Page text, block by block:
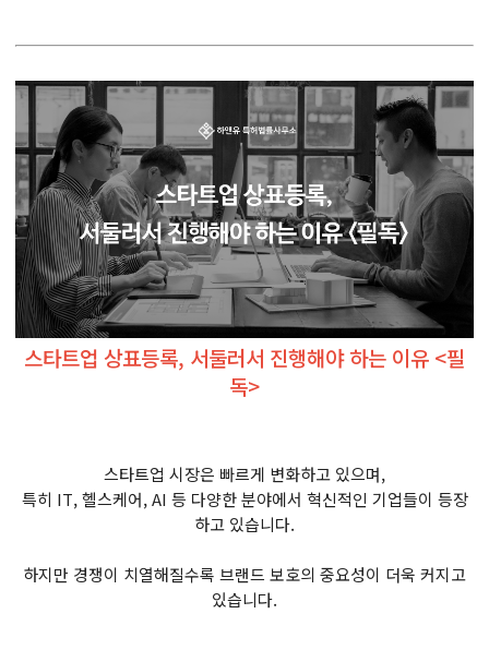
스타트업 상표등록, 서둘러서 진행해야 하는 이유 <필
독>
스타트업 시장은 빠르게 변화하고 있으며,
특히 IT, 헬스케어, AI 등 다양한 분야에서 혁신적인 기업들이 등장
하고 있습니다.
하지만 경쟁이 치열해질수록 브랜드 보호의 중요성이 더욱 커지고
있습니다.